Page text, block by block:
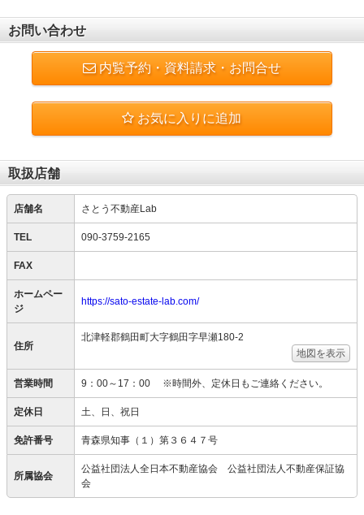
お問い合わせ
内覧予約・資料請求・お問合せ
お気に入りに追加
取扱店舗
店舗名 さとう不動産Lab
TEL 090-3759-2165
FAX
ホームペー
ジ
https://sato-estate-lab.com/
住所
北津軽郡鶴田町大字鶴田字早瀬180-2
地図を表示
営業時間 9：00～17：00 ※時間外、定休日もご連絡ください。
定休日 土、日、祝日
免許番号 青森県知事（１）第３６４７号
所属協会
公益社団法人全日本不動産協会 公益社団法人不動産保証協
会